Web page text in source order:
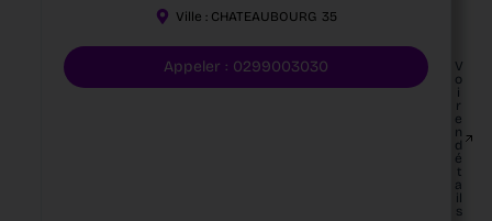
Ville : CHATEAUBOURG 35
Appeler : 0299003030
V
o
i
r
e
n
d
é
t
a
il
s